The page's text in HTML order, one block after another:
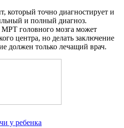
точно диагностирует и
и полный диагноз.
головного мозга может
центра, но делать заключение
должен только лечащий врач.
у ребенка